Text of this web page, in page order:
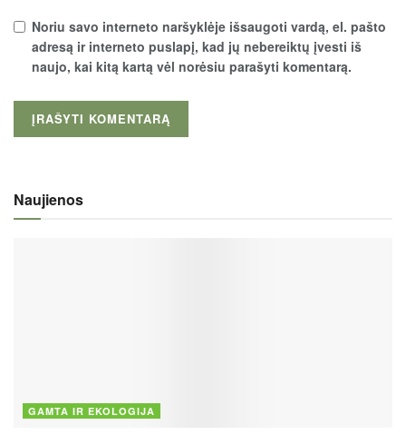
Noriu savo interneto naršyklėje išsaugoti vardą, el. pašto
adresą ir interneto puslapį, kad jų nebereiktų įvesti iš
naujo, kai kitą kartą vėl norėsiu parašyti komentarą.
Naujienos
GAMTA IR EKOLOGIJA